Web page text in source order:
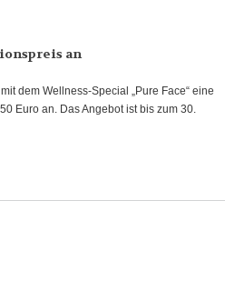
an
dem Wellness-Special „Pure Face“ eine
Euro an. Das Angebot ist bis zum 30.